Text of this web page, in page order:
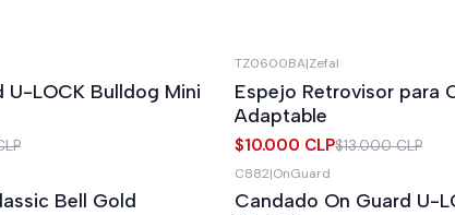
U-LOCK Bulldog Mini
TZ0600BA|Zefal
Espejo Retrovisor para
Adaptable
$10.000 CLP$13.000 CLP
Bell Gold
Agotado
C882|OnGuard
Candado On Guard U-